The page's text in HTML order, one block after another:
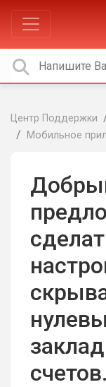
Центр Поддержки
Мобильное
счетов.